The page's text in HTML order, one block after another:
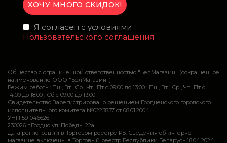
Я согласен с условиями
Пользовательского соглашения
Общество с ограниченной ответственностью "БелМагазин" (сокращенное
наименование ООО "БелМагазин")
Режим работы: Пн , Вт , Ср , Чт , Пт c 09:00 до 13:00 ; Пн , Вт , Ср , Чт , Пт c
14:00 до 18:00 ; Сб c 09:00 до 13:00
Свидетельство Зарегистрировано решением Гродненского городского
исполнительного комитета №0223837 от 08.01.2004
УНП 591046626
230026 г.Гродно ул. Победы 22а
Дата регистрации в Торговом реестре РБ: Сведения об интернет-
магазине включены в Торговый реестр Республики Беларусь 18.04.2024,